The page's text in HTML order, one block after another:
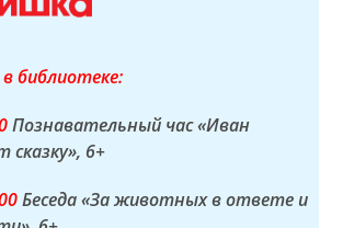
библиотеке:
Познавательный час «Иван
сказку», 6+
Беседа «За животных в ответе и